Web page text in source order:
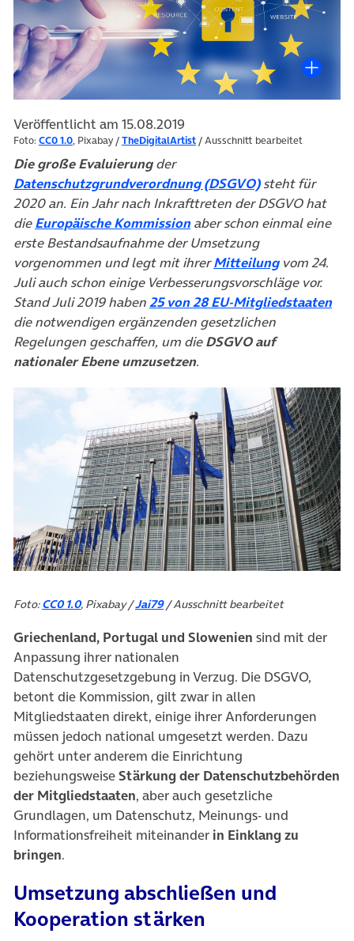
Veröffentlicht am 15.08.2019
Foto: CC0 1.0, Pixabay /TheDigitalArtist / Ausschnitt bearbeitet
Die große Evaluierungder
Datenschutzgrundverordnung (DSGVO)(öffnet in
steht für
2020 an. Ein Jahr nach Inkrafttreten der DSGVO hat
dieEuropäische Kommission(öffnet in neuem Tab)
aber schon einmal eine
erste Bestandsaufnahme der Umsetzung
vorgenommen und legt mit ihrerMitteilung(öffnet in
vom 24.
Juli auch schon einige Verbesserungsvorschläge vor.
Stand Juli 2019 haben25 von 28 EU-Mitgliedstaaten
die notwendigen ergänzenden gesetzlichen
Regelungen geschaffen, um dieDSGVO auf
nationaler Ebene umzusetzen.
Foto:CC0 1.0, Pixabay /Jai79/ Ausschnitt bearbeitet
Griechenland, Portugal und Slowenien sind mit der
Anpassung ihrer nationalen
Datenschutzgesetzgebung in Verzug. Die DSGVO,
betont die Kommission, gilt zwar in allen
Mitgliedstaaten direkt, einige ihrer Anforderungen
müssen jedoch national umgesetzt werden. Dazu
gehört unter anderem die Einrichtung
beziehungsweiseStärkung der Datenschutzbehörden
der Mitgliedstaaten, aber auch gesetzliche
Grundlagen, um Datenschutz, Meinungs- und
Informationsfreiheit miteinander in Einklang zu
bringen.
Umsetzung abschließen und
Kooperation stärken